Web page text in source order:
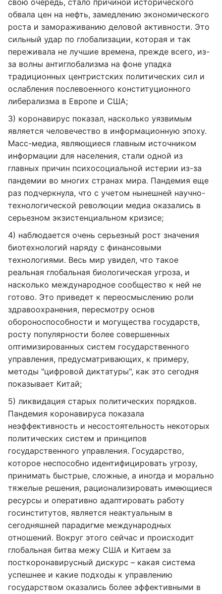
свою очередь, стало причиной исторического
обвала цен на нефть, замедлению экономического
роста и замораживанию деловой активности. Это
сильный удар по глобализации, которая и так
переживала не лучшие времена, прежде всего, из-
за волны антиглобализма на фоне упадка
традиционных центристских политических сил и
ослабления послевоенного конституционного
либерализма в Европе и США;
3) коронавирус показал, насколько уязвимым
является человечество в информационную эпоху.
Масс-медиа, являющиеся главным источником
информации для населения, стали одной из
главных причин психосоциальной истерии из-за
пандемии во многих странах мира. Пандемия еще
раз подчеркнула, что с учетом нынешней научно-
технологической революции медиа оказались в
серьезном экзистенциальном кризисе;
4) наблюдается очень серьезный рост значения
биотехнологий наряду с финансовыми
технологиями. Весь мир увидел, что такое
реальная глобальная биологическая угроза, и
насколько международное сообщество к ней не
готово. Это приведет к переосмыслению роли
здравоохранения, пересмотру основ
обороноспособности и могущества государств,
росту популярности более совершенных
оптимизированных систем государственного
управления, предусматривающих, к примеру,
методы "цифровой диктатуры", как это сегодня
показывает Китай;
5) ликвидация старых политических порядков.
Пандемия коронавируса показала
неэффективность и несостоятельность некоторых
политических систем и принципов
государственного управления. Государство,
которое неспособно идентифицировать угрозу,
принимать быстрые, сложные, а иногда и морально
тяжелые решения, рационализировать имеющиеся
ресурсы и оперативно адаптировать работу
госинститутов, является неактуальным в
сегодняшней парадигме международных
отношений. Вокруг этого сейчас и происходит
глобальная битва межу США и Китаем за
посткоронавирусный дискурс – какая система
успешнее и какие подходы к управлению
государством оказались более эффективными в